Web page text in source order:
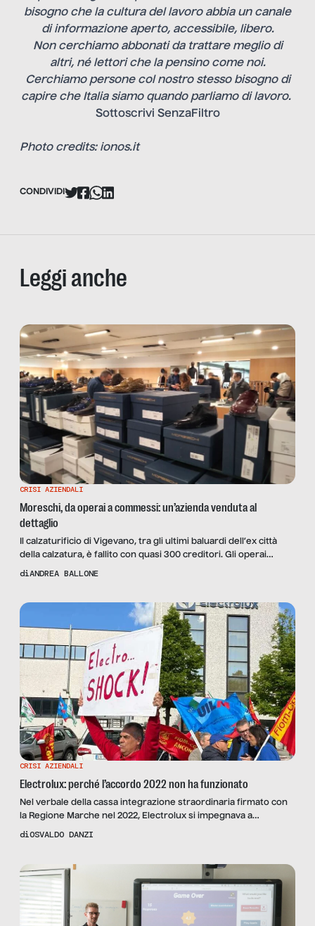
bisogno che la cultura del lavoro abbia un canale
di informazione aperto, accessibile, libero.
Non cerchiamo abbonati da trattare meglio di
altri, né lettori che la pensino come noi.
Cerchiamo persone col nostro stesso bisogno di
capire che Italia siamo quando parliamo di lavoro.
Sottoscrivi SenzaFiltro
Photo credits: ionos.it
CONDIVIDI
Leggi anche
CRISI AZIENDALI
Moreschi, da operai a commessi: un’azienda venduta al
dettaglio
Il calzaturificio di Vigevano, tra gli ultimi baluardi dell’ex città
della calzatura, è fallito con quasi 300 creditori. Gli operai
costretti a svendere i prodotti che avevano realizzato per
diANDREA BALLONE
CRISI AZIENDALI
Electrolux: perché l’accordo 2022 non ha funzionato
Nel verbale della cassa integrazione straordinaria firmato con
la Regione Marche nel 2022, Electrolux si impegnava a
mantenere le linee produttive di Pordenone. Quelle stesse
il rispetto, e di un silenzio che dice più di qualsiasi comunicato.
diOSVALDO DANZI